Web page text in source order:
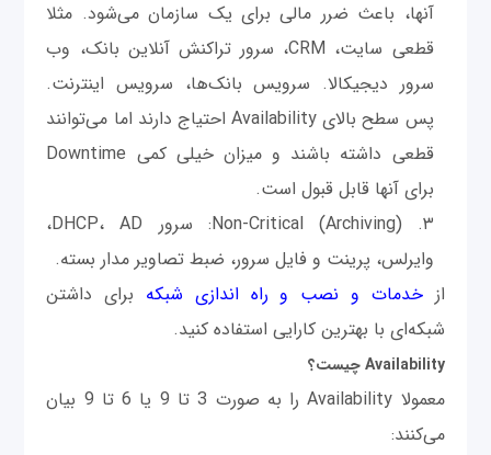
آنها، باعث ضرر مالی برای یک سازمان می‌شود. مثلا
قطعی سایت، CRM، سرور تراکنش آنلاین بانک، وب
سرور دیجیکالا. سرویس بانک‌ها، سرویس اینترنت.
پس سطح بالای Availability احتیاج دارند اما می‌توانند
قطعی داشته باشند و میزان خیلی کمی Downtime
برای آنها قابل قبول است.
Non-Critical (Archiving): سرور DHCP، AD،
وایرلس، پرینت و فایل سرور، ضبط تصاویر مدار بسته.
ازخدمات و نصب و راه اندازی شبکه برای داشتن
شبکه‌ای با بهترین کارایی استفاده کنید.
Availabilityچیست؟
معمولا Availability را به صورت 3 تا 9 یا 6 تا 9 بیان
می‌کنند: